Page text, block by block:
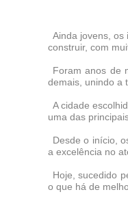
Ainda jovens, os
construir, com
Foram anos de
demais, unindo a
A cidade
uma das
Desde o início,
a excelência no
Hoje, sucedido
o que há de